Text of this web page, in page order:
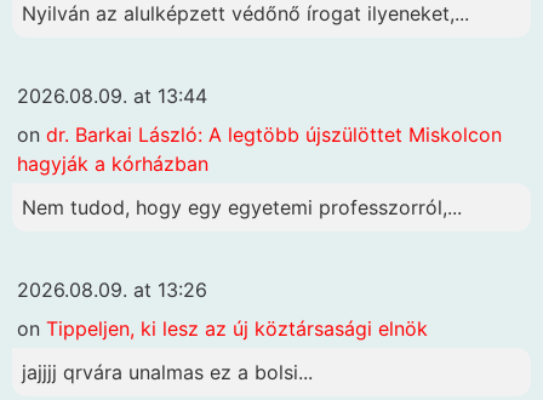
Nyilván az alulképzett védőnő írogat ilyeneket,...
2026.08.09. at 13:44
on dr. Barkai László: A legtöbb újszülöttet Miskolcon
hagyják a kórházban
Nem tudod, hogy egy egyetemi professzorról,...
2026.08.09. at 13:26
on Tippeljen, ki lesz az új köztársasági elnök
jajjjj qrvára unalmas ez a bolsi...